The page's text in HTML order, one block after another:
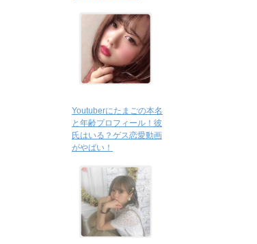
Youtuberにたまごの本名
と年齢プロフィール！彼
氏はいる？ゲス恋愛動画
がやばい！